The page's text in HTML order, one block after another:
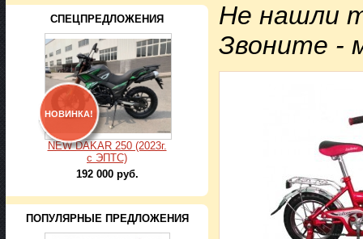
СПЕЦПРЕДЛОЖЕНИЯ
НОВИНКА!
NEW DAKAR 250 (2023г.
с ЭПТС)
192 000 руб.
ПОПУЛЯРНЫЕ ПРЕДЛОЖЕНИЯ
Не нашли
Звоните -